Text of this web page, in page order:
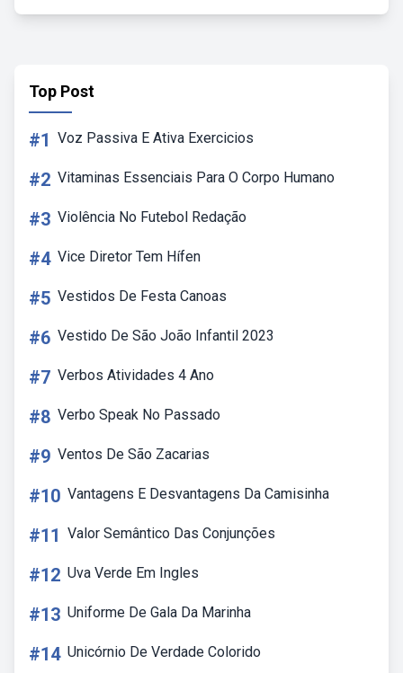
Top Post
#1 Voz Passiva E Ativa Exercicios
#2 Vitaminas Essenciais Para O Corpo Humano
#3 Violência No Futebol Redação
#4 Vice Diretor Tem Hífen
#5 Vestidos De Festa Canoas
#6 Vestido De São João Infantil 2023
#7 Verbos Atividades 4 Ano
#8 Verbo Speak No Passado
#9 Ventos De São Zacarias
#10 Vantagens E Desvantagens Da Camisinha
#11 Valor Semântico Das Conjunções
#12 Uva Verde Em Ingles
#13 Uniforme De Gala Da Marinha
#14 Unicórnio De Verdade Colorido